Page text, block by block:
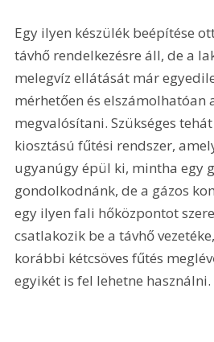
Egy ilyen készülék beépítése
távhő rendelkezésre áll, de a
melegvíz ellátását már
mérhetően és elszámolhatóan
megvalósítani. Szükséges
kiosztású fűtési rendszer,
ugyanúgy épül ki, mintha egy
gondolkodnánk, de a gázos
egy ilyen fali hőközpontot
csatlakozik be a távhő
korábbi kétcsöves fűtés
egyikét is fel lehetne használni.